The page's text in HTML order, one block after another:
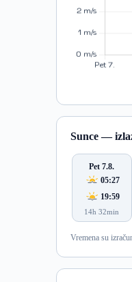
Sunce —
Pet 7.8.
05:27
19:59
14h 32min
Vremena su